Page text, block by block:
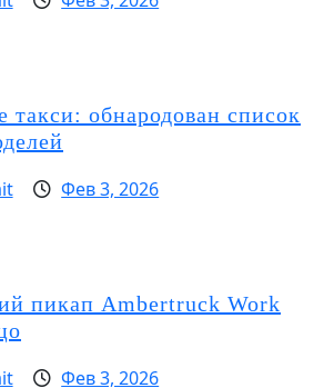
такси: обнародован список
Фев 3, 2026
пикап Ambertruck Work
Фев 3, 2026